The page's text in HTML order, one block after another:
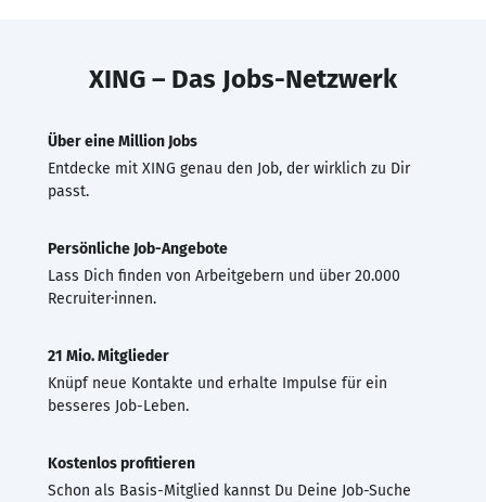
XING – Das Jobs-Netzwerk
Über eine Million Jobs
Entdecke mit XING genau den Job, der wirklich zu Dir
passt.
Persönliche Job-Angebote
Lass Dich finden von Arbeitgebern und über 20.000
Recruiter·innen.
21 Mio. Mitglieder
Knüpf neue Kontakte und erhalte Impulse für ein
besseres Job-Leben.
Kostenlos profitieren
Schon als Basis-Mitglied kannst Du Deine Job-Suche